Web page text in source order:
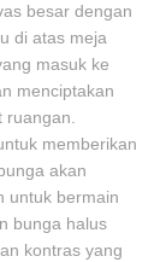
besar dengan
di atas meja
masuk ke
menciptakan
memberikan
akan
untuk bermain
bunga halus
kontras yang